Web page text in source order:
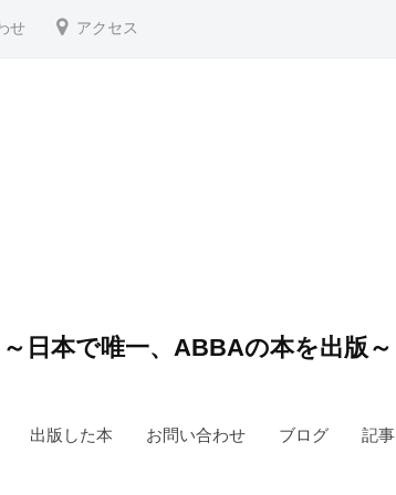
せ アクセス
日本で唯一、ABBAの本を出版～
出版した本 お問い合わせ ブログ 記事